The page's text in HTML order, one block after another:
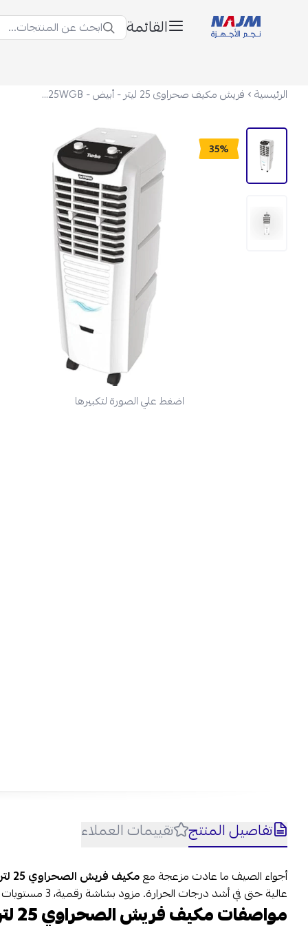
القائمة ابحث عن المنتجات...
الرئيسية فريش مكيف صحراوى 25 ليتر - أبيض - FA-M25WGB
35%
اضغط علي الصورة لتكبيرها
تفاصيل المنتج تقييمات العملاء
أجواء الصيف ما عادت مزعجة معمكيف فريش الصحراوي 25 لتر
عالية حتى في أشد درجات الحرارة. مزود بشاشة رقمية، 3 مستويات لتدفق الهواء، وعجلات مرنة لسهولة النقل من غرفة لأخرى.
مواصفات مكيف فريش الصحراوي 25 لتر باللون الأبيض: